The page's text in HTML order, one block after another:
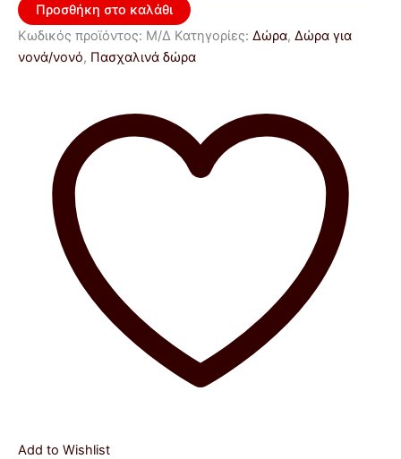
Προσθήκη στο καλάθι
Κωδικός προϊόντος: Μ/Δ Κατηγορίες: Δώρα, Δώρα για
νονά/νονό, Πασχαλινά δώρα
Add to Wishlist